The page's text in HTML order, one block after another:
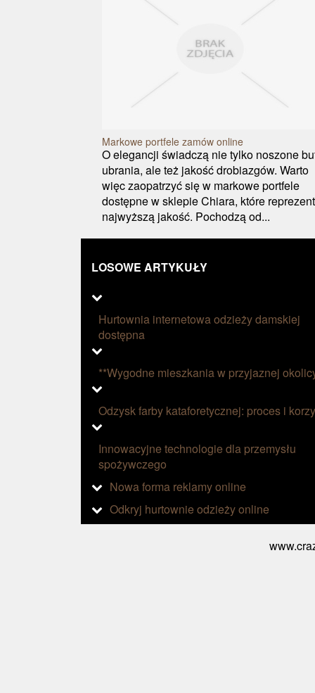
Markowe portfele zamów online
O elegancji świadczą nie tylko noszone
ubrania, ale też jakość drobiazgów. Warto
więc zaopatrzyć się w markowe portfele
dostępne w sklepie Chiara, które
najwyższą jakość. Pochodzą od...
LOSOWE ARTYKUŁY
Hurtownia internetowa odzieży damskiej
dostępna
**Wygodne mieszkania w przyjaznej
Odzysk farby kataforetycznej: proces i
Innowacyjne technologie dla przemysłu
spożywczego
Nowa forma reklamy online
Odkryj hurtownie odzieży online